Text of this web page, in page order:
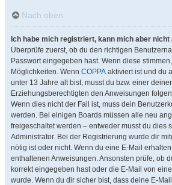
Nach oben
Ich habe mich registriert, kann mich aber nicht
Überprüfe zuerst, ob du den richtigen
Passwort eingegeben hast. Wenn diese
Möglichkeiten. Wenn COPPA aktiviert ist und du
unter 13 Jahre alt bist, musst du bzw. einer
Erziehungsberechtigten den Anweisungen
Wenn dies nicht der Fall ist, muss dein
werden. Bei einigen Boards müssen alle neu
freigeschaltet werden – entweder musst du dies
Administrator. Bei der Registrierung wurde dir
nötig ist oder nicht. Wenn du eine E-Mail
enthaltenen Anweisungen. Ansonsten prüfe, ob
korrekt eingegeben hast oder die E-Mail von
wurde. Wenn du dir sicher bist, dass deine E-